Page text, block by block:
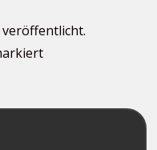
veröffentlicht.